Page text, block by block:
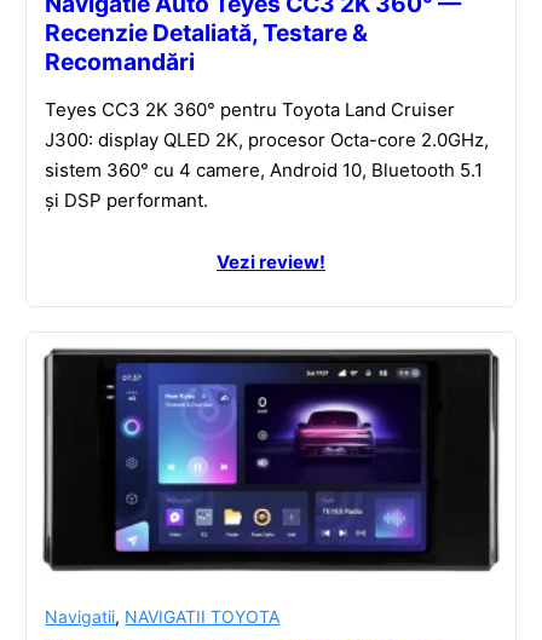
Recenzie Detaliată, Testare &
Recomandări
Teyes CC3 2K 360° pentru Toyota Land Cruiser
J300: display QLED 2K, procesor Octa-core 2.0GHz,
sistem 360° cu 4 camere, Android 10, Bluetooth 5.1
și DSP performant.
Vezi review!
Navigatii, NAVIGATII TOYOTA